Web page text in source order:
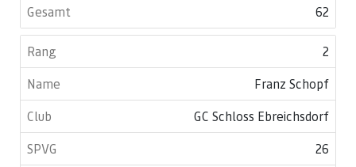
62
2
Franz Schopf
GC Schloss Ebreichsdorf
26